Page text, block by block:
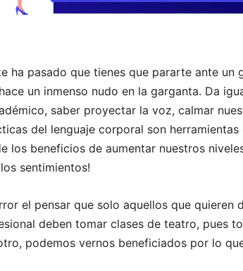
ha pasado que tienes que pararte ante un
un inmenso nudo en la garganta. Da
saber proyectar la voz, calmar
del lenguaje corporal son
los beneficios de aumentar nuestros
sentimientos!
el pensar que solo aquellos que quieren
deben tomar clases de teatro, pues
podemos vernos beneficiados por lo